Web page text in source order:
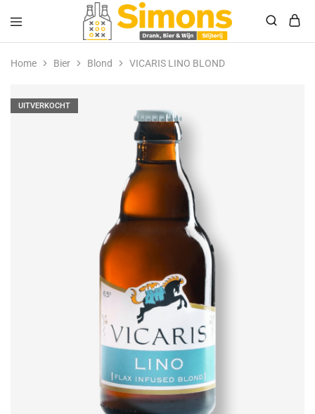
Simonsdrank.nl
Drank,
Bier
&
Home Bier Blond VICARIS LINO BLOND
UITVERKOCHT